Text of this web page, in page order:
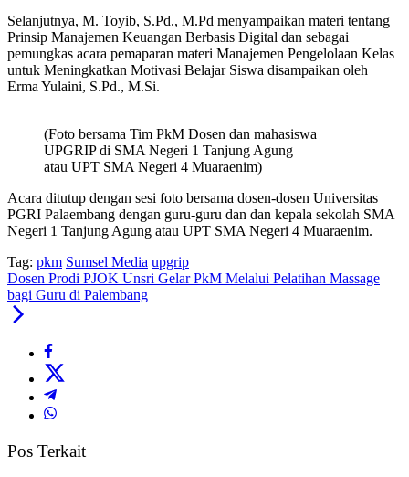
Selanjutnya, M. Toyib, S.Pd., M.Pd menyampaikan materi tentang
Prinsip Manajemen Keuangan Berbasis Digital dan sebagai
pemungkas acara pemaparan materi Manajemen Pengelolaan Kelas
untuk Meningkatkan Motivasi Belajar Siswa disampaikan oleh
Erma Yulaini, S.Pd., M.Si.
(Foto bersama Tim PkM Dosen dan mahasiswa
UPGRIP di SMA Negeri 1 Tanjung Agung
atau UPT SMA Negeri 4 Muaraenim)
Acara ditutup dengan sesi foto bersama dosen-dosen Universitas
PGRI Palaembang dengan guru-guru dan dan kepala sekolah SMA
Negeri 1 Tanjung Agung atau UPT SMA Negeri 4 Muaraenim.
Tag: pkm Sumsel Media upgrip
Dosen Prodi PJOK Unsri Gelar PkM Melalui Pelatihan Massage
bagi Guru di Palembang
Pos Terkait